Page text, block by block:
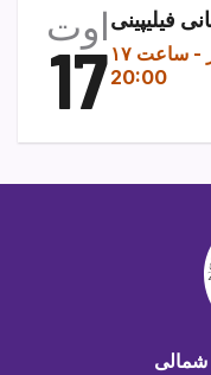
اوت
17
فیلیپینی
- ساعت
20:00